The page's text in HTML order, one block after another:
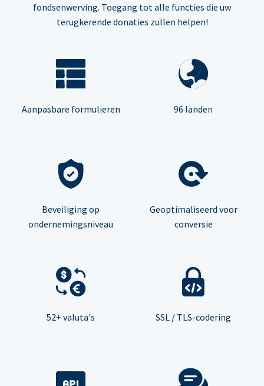
fondsenwerving. Toegang tot alle functies die uw
terugkerende donaties zullen helpen!
Aanpasbare formulieren 96 landen
Beveiliging op
ondernemingsniveau
Geoptimaliseerd voor
conversie
52+ valuta's SSL / TLS-codering